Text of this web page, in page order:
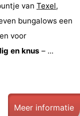
van Texel,
bungalows een
voor
en knus – ...
Meer informatie